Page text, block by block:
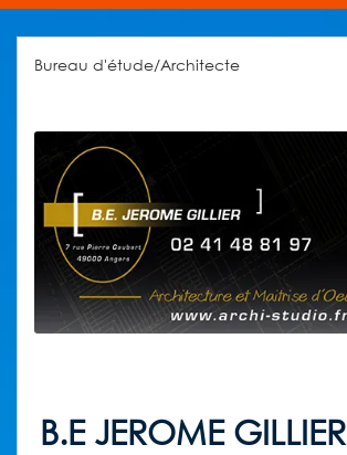
Bureau d'étude/Architecte
B.E JEROME GILLIER